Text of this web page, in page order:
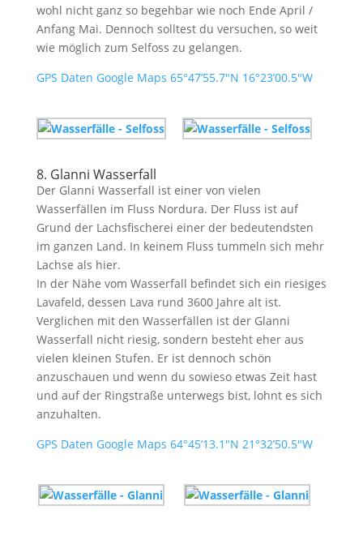
wohl nicht ganz so begehbar wie noch Ende April /
Anfang Mai. Dennoch solltest du versuchen, so weit
wie möglich zum Selfoss zu gelangen.
GPS Daten Google Maps 65°47’55.7″N 16°23’00.5″W
8. Glanni Wasserfall
Der Glanni Wasserfall ist einer von vielen
Wasserfällen im Fluss Nordura. Der Fluss ist auf
Grund der Lachsfischerei einer der bedeutendsten
im ganzen Land. In keinem Fluss tummeln sich mehr
Lachse als hier.
In der Nähe vom Wasserfall befindet sich ein riesiges
Lavafeld, dessen Lava rund 3600 Jahre alt ist.
Verglichen mit den Wasserfällen ist der Glanni
Wasserfall nicht riesig, sondern besteht eher aus
vielen kleinen Stufen. Er ist dennoch schön
anzuschauen und wenn du sowieso etwas Zeit hast
und auf der Ringstraße unterwegs bist, lohnt es sich
anzuhalten.
GPS Daten Google Maps 64°45’13.1″N 21°32’50.5″W